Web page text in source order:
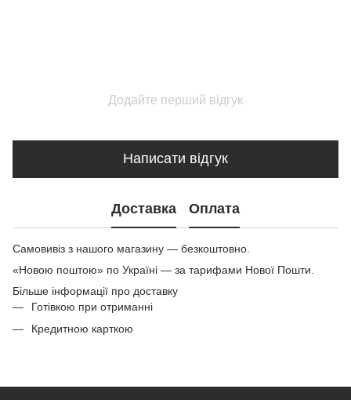
Додайте перший відгук
Написати відгук
Доставка Оплата
Самовивіз з нашого магазину — безкоштовно.
«Новою поштою» по Україні — за тарифами Нової Пошти.
Більше інформації про доставку
Готівкою при отриманні
Кредитною карткою